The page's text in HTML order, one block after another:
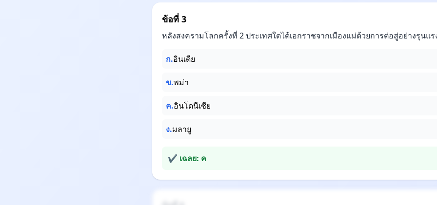
ข้อที่ 3
หลังสงครามโลกครั้งที่ 2 ประเทศใดได้เอกราชจากเมืองแม่ด้วยการต่อสู่อย่างรุนแร
ก.อินเดีย
ข.พม่า
ค.อินโดนีเซีย
ง.มลายู
✔ เฉลย: ค